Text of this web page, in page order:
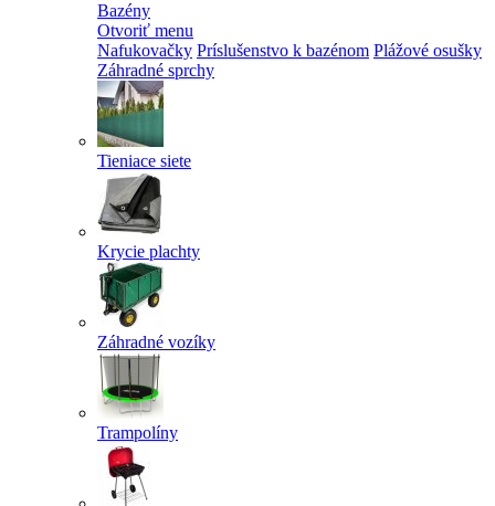
Bazény
Otvoriť menu
Nafukovačky Príslušenstvo k bazénom Plážové osušky
Záhradné sprchy
Tieniace siete
Krycie plachty
Záhradné vozíky
Trampolíny